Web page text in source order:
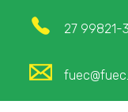
27 99821-